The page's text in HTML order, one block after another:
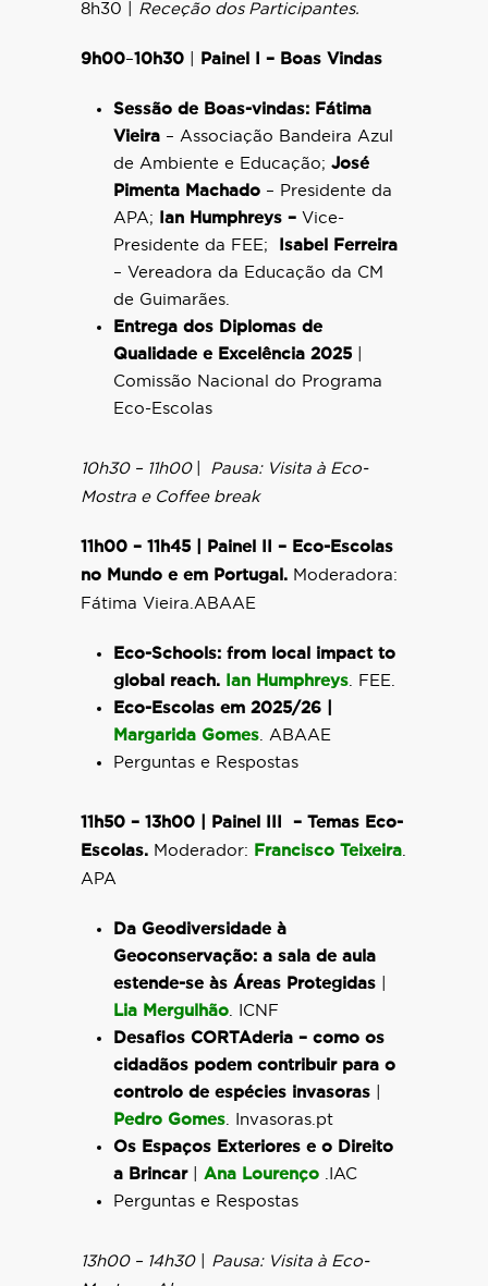
8h30 | Receção dos Participantes.
9h00–10h30 Painel I – Boas Vindas
Sessão de Boas-vindas: Fátima
Vieira – Associação Bandeira Azul
de Ambiente e Educação; José
Pimenta Machado – Presidente da
APA;
Ian Humphreys – Vice-
Presidente da FEE;
Isabel Ferreira
– Vereadora da Educação da CM
de Guimarães.
Entrega dos Diplomas de
Qualidade e Excelência 2025
Comissão Nacional do Programa
Eco-Escolas
10h30 – 11h00
Pausa: Visita à Eco-
Mostra e Coffee break
11h00 – 11h45 | Painel II – Eco-Escolas
no Mundo e em Portugal. Moderadora:
Fátima Vieira.ABAAE
Eco-Schools: from local impact to
global reach.
Ian Humphreys. FEE.
Eco-Escolas em 2025/26 |
Margarida Gomes. ABAAE
Perguntas e Respostas
11h50 – 13h00 | Painel III – Temas Eco-
Escolas. Moderador: Francisco Teixeira.
APA
Da Geodiversidade à
Geoconservação: a sala de aula
estende-se às Áreas Protegidas
Lia Mergulhão. ICNF
Desafios CORTAderia – como os
cidadãos podem contribuir para o
controlo de espécies invasoras
Pedro Gomes. Invasoras.pt
Os Espaços Exteriores e o Direito
a Brincar| Ana Lourenço .IAC
Perguntas e Respostas
13h00 – 14h30| Pausa: Visita à Eco-